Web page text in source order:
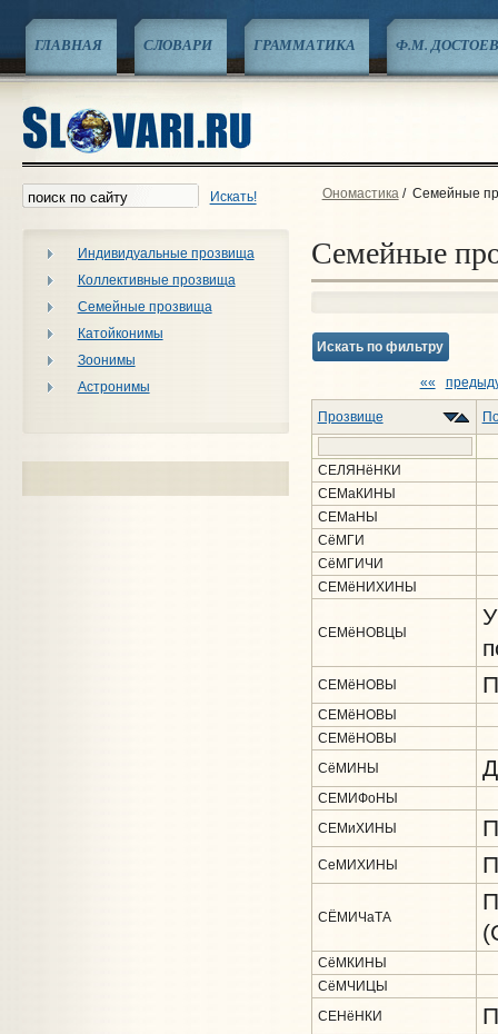
ГЛАВНАЯ СЛОВАРИ ГРАММАТИКА Ф.М.
Искать!
Индивидуальные прозвища
Коллективные прозвища
Семейные прозвища
Катойконимы
Зоонимы
Астронимы
Ономастика/ Семейные
Семейные
Искать по фильтру
««
Прозвище
СЕЛЯНёНКИ
СЕМаКИНЫ
СЕМаНЫ
СёМГИ
СёМГИЧИ
СЕМёНИХИНЫ
СЕМёНОВЦЫ
СЕМёНОВЫ
СЕМёНОВЫ
СЕМёНОВЫ
СёМИНЫ
СЕМИФоНЫ
СЕМиХИНЫ
СеМИХИНЫ
СЁМИЧаТА
СёМКИНЫ
СёМЧИЦЫ
СЕНёНКИ